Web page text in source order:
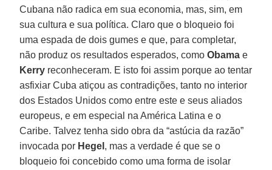
Cubana não radica em sua economia, mas, sim, em
sua cultura e sua política. Claro que o bloqueio foi
uma espada de dois gumes e que, para completar,
não produz os resultados esperados, comoObama e
Kerry reconheceram. E isto foi assim porque ao tentar
asfixiar Cuba atiçou as contradições, tanto no interior
dos Estados Unidos como entre este e seus aliados
europeus, e em especial na América Latina e o
Caribe. Talvez tenha sido obra da “astúcia da razão”
invocada por Hegel , mas a verdade é que se o
bloqueio foi concebido como uma forma de isolar